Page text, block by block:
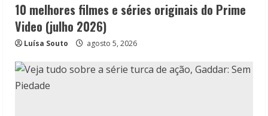
10 melhores filmes e séries originais do Prime
Video (julho 2026)
Luísa Souto agosto 5, 2026